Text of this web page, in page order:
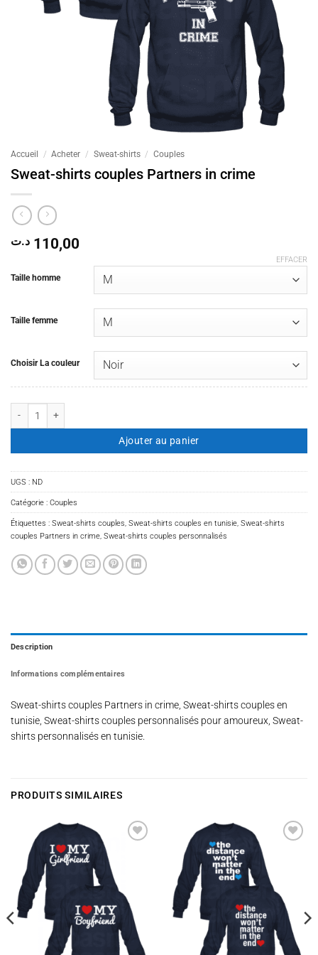
Accueil / Acheter / Sweat-shirts / Couples
Sweat-shirts couples Partners in crime
110,00 د.ت
Taille homme
Taille femme
Choisir La couleur
EFFACER
Ajouter au panier
UGS : ND
Catégorie : Couples
Étiquettes : Sweat-shirts couples, Sweat-shirts couples en tunisie, Sweat-shirts
couples Partners in crime, Sweat-shirts couples personnalisés
Description
Informations complémentaires
Sweat-shirts couples Partners in crime, Sweat-shirts couples en
tunisie, Sweat-shirts couples personnalisés pour amoureux, Sweat-
shirts personnalisés en tunisie.
PRODUITS SIMILAIRES